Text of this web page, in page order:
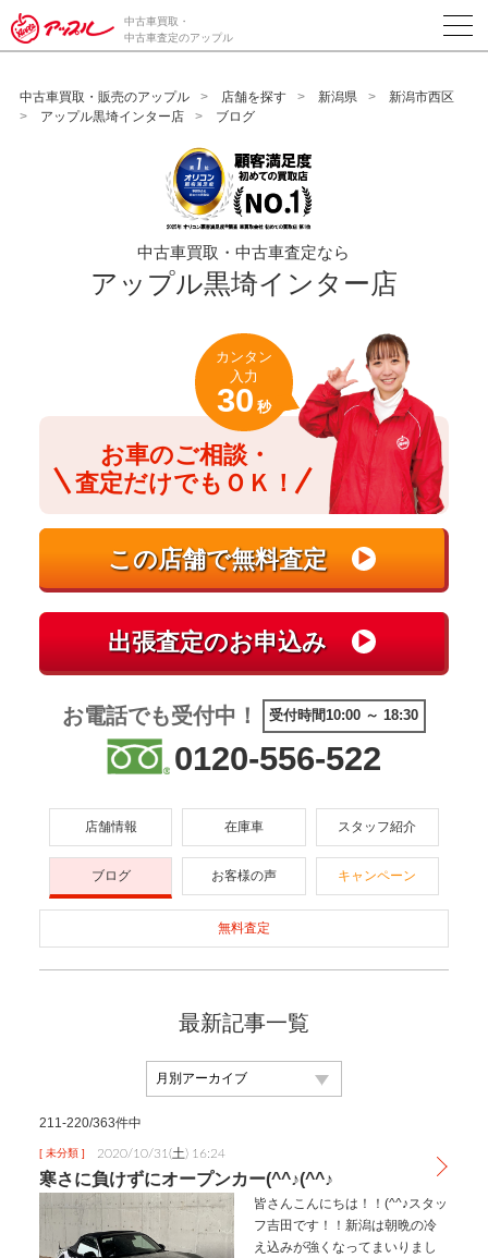
/*ABテスト_新規査定フォームの為のCVボタン*/
中古車買取・
中古車査定のアップル
中古車買取・販売のアップル 店舗を探す 新潟県
新潟市西区
アップル黒埼インター店
ブログ
中古車買取・中古車査定なら
アップル黒埼インター店
お車のご相談・
査定だけでもＯＫ！
カンタン
入力
30 秒
お電話でも受付中！ 受付時間10:00 ～ 18:30
0120-556-522
店舗情報 在庫車 スタッフ紹介
ブログ お客様の声 キャンペーン
無料査定
最新記事一覧
211-220/363件中
[ 未分類 ] 2020/10/31(土) 16:24
寒さに負けずにオープンカー(^^♪(^^♪
皆さんこんにちは！！(^^♪スタッ
フ吉田です！！新潟は朝晩の冷
え込みが強くなってまいりまし